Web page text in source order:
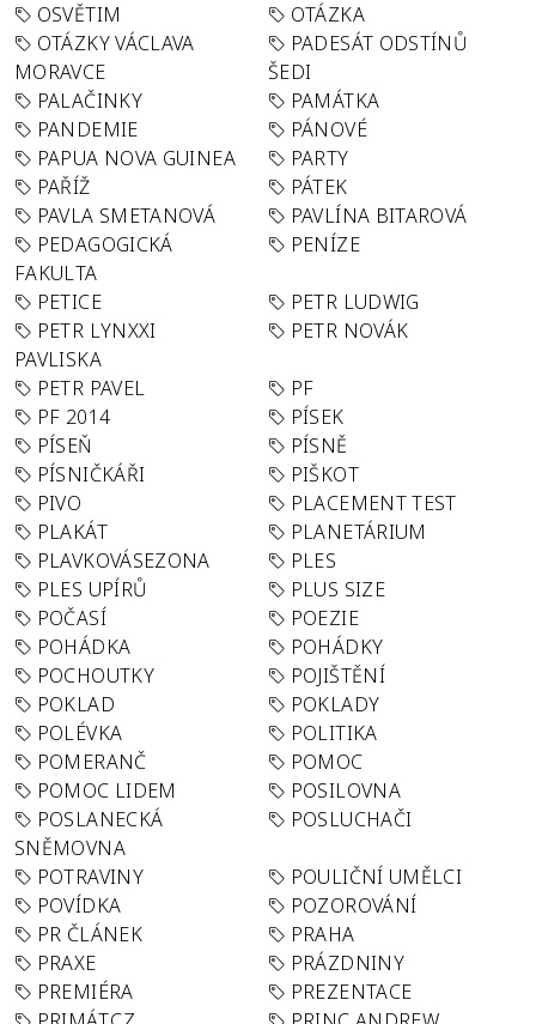
OSVĚTIM
OTÁZKA
OTÁZKY VÁCLAVA
MORAVCE
PADESÁT ODSTÍNŮ
ŠEDI
PALAČINKY
PAMÁTKA
PANDEMIE
PÁNOVÉ
PAPUA NOVA GUINEA
PARTY
PAŘÍŽ
PÁTEK
PAVLA SMETANOVÁ
PAVLÍNA BITAROVÁ
PEDAGOGICKÁ
FAKULTA
PENÍZE
PETICE
PETR LUDWIG
PETR LYNXXI
PAVLISKA
PETR NOVÁK
PETR PAVEL
PF
PF 2014
PÍSEK
PÍSEŇ
PÍSNĚ
PÍSNIČKÁŘI
PIŠKOT
PIVO
PLACEMENT TEST
PLAKÁT
PLANETÁRIUM
PLAVKOVÁSEZONA
PLES
PLES UPÍRŮ
PLUS SIZE
POČASÍ
POEZIE
POHÁDKA
POHÁDKY
POCHOUTKY
POJIŠTĚNÍ
POKLAD
POKLADY
POLÉVKA
POLITIKA
POMERANČ
POMOC
POMOC LIDEM
POSILOVNA
POSLANECKÁ
SNĚMOVNA
POSLUCHAČI
POTRAVINY
POULIČNÍ UMĚLCI
POVÍDKA
POZOROVÁNÍ
PR ČLÁNEK
PRAHA
PRAXE
PRÁZDNINY
PREMIÉRA
PREZENTACE